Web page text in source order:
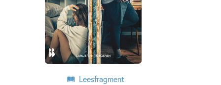
Leesfragment